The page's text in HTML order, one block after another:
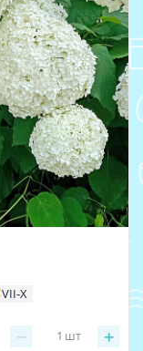
VII-X
− +
1 шт